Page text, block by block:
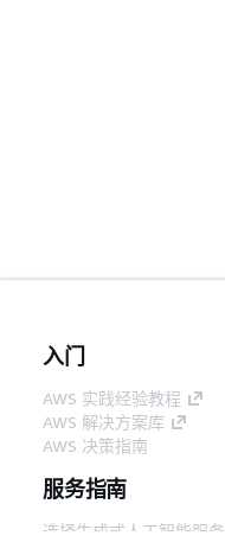
入门
AWS 实践经验教程
AWS 解决方案库
AWS 决策指南
服务指南
选择生成式人工智能服务